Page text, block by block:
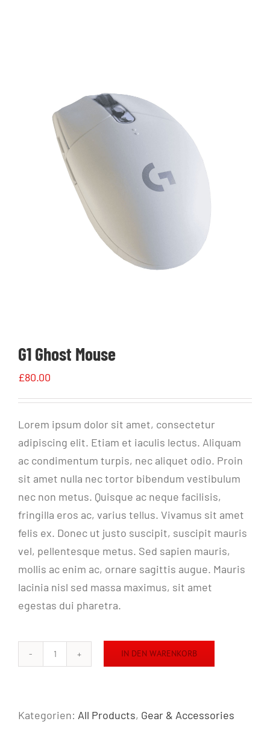
G1 Ghost Mouse
£80.00
Lorem ipsum dolor sit amet, consectetur
adipiscing elit. Etiam et iaculis lectus. Aliquam
ac condimentum turpis, nec aliquet odio. Proin
sit amet nulla nec tortor bibendum vestibulum
nec non metus. Quisque ac neque facilisis,
fringilla eros ac, varius tellus. Vivamus sit amet
felis ex. Donec ut justo suscipit, suscipit mauris
vel, pellentesque metus. Sed sapien mauris,
mollis ac enim ac, ornare sagittis augue. Mauris
lacinia nisl sed massa maximus, sit amet
egestas dui pharetra.
Menge
IN DEN WARENKORB
Kategorien: All Products, Gear & Accessories